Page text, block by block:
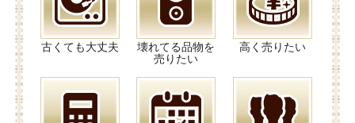
古くても大丈夫
壊れてる品物を
売りたい
高く売りたい